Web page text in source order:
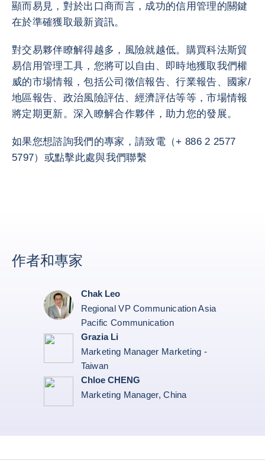
顯而易見，對於出口商而言，成功的信用管理的關鍵
在於準確獲取最新資訊。
對交易夥伴瞭解得越多，風險就越低。購買科法斯貿
易信用管理工具，您將可以自由、即時地獲取我們權
威的市場情報，包括公司徵信報告、行業報告、國家/
地區報告、政治風險評估、經濟評估等等，市場情報
將定期更新。深入瞭解合作夥伴，助力您的發展。
如果您想諮詢我們的專家，請致電（+ 886 2 2577
5797）或點擊此處與我們聯繫
作者和專家
Chak Leo
Regional VP Communication Asia
Pacific Communication
Grazia Li
Marketing Manager Marketing -
Taiwan
Chloe CHENG
Marketing Manager, China